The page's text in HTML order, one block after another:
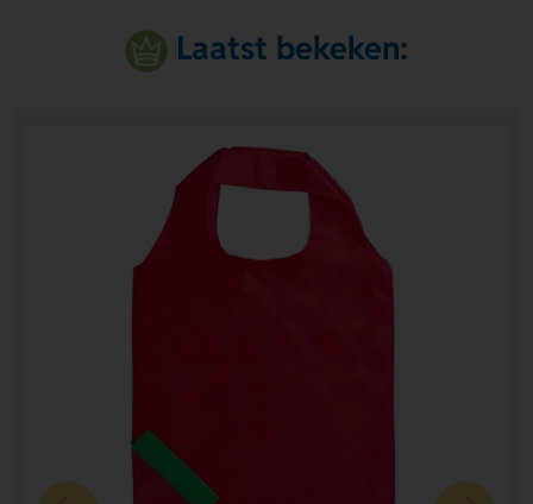
Laatst bekeken: